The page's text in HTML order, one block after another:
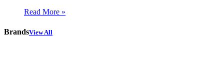
Read More »
BrandsView All